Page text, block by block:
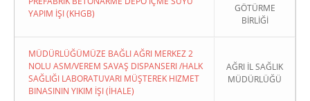
YAPIM İŞI (KHGB)
GÖTÜRME
BİRLİĞİ
MÜDÜRLÜĞÜMÜZE BAĞLI AĞRI MERKEZ 2
NOLU ASM/VEREM SAVAŞ DISPANSERI /HALK
SAĞLIĞI LABORATUVARI MÜŞTEREK HIZMET
BINASININ YIKIM İŞI (İHALE)
AĞRI İL SAĞLIK
MÜDÜRLÜĞÜ